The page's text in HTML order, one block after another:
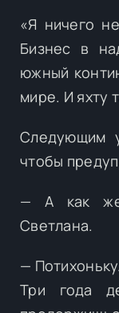
«Я ничего
Бизнес в
южный
мире. И яхту
Следующим
чтобы
— А как же
Светлана.
—
Три года